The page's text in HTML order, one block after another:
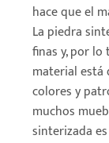
hace que el
La piedra
finas y, por lo
material está
colores y
muchos
sinterizada